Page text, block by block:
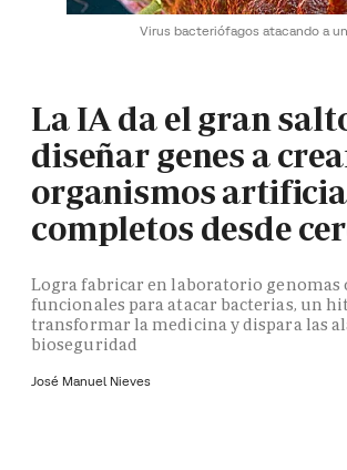
Virus bacteriófagos atacando a
La IA da el gran
diseñar genes a
organismos
completos desde
Logra fabricar en laboratorio genomas
funcionales para atacar bacterias, un
transformar la medicina y dispara las
bioseguridad
José Manuel Nieves